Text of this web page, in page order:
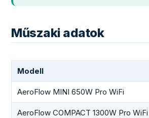
Műszaki adatok
Modell
AeroFlow MINI 650W Pro WiFi
AeroFlow COMPACT 1300W Pro WiFi